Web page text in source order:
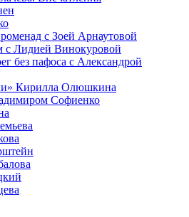
с Зоей Арнаутовой
с Лидией Винокуровой
без пафоса с Александрой
Кирилла Олюшкина
Софиенко